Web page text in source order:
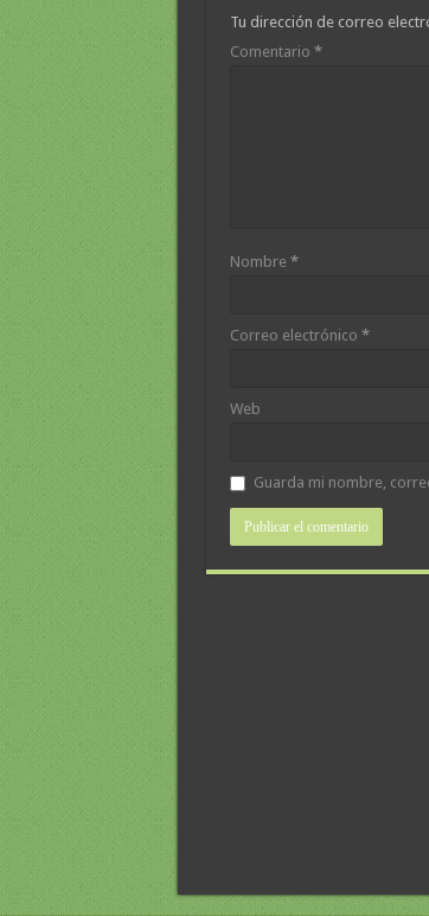
Tu dirección de correo
Comentario *
Nombre *
Correo electrónico *
Web
Guarda mi nombre,